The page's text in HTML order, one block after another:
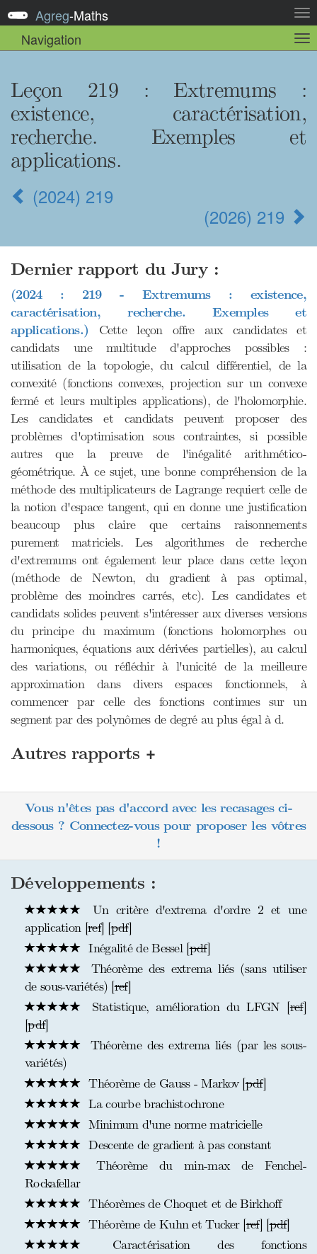
la
Agreg-Maths
Navigation
la
Leçon 219 : Extremums :
existence, caractérisation,
recherche. Exemples et
applications.
(2024) 219
(2026) 219
Dernier rapport du Jury :
(2024 : 219 - Extremums : existence,
caractérisation, recherche. Exemples et
applications.) Cette leçon offre aux candidates et
candidats une multitude d'approches possibles :
utilisation de la topologie, du calcul différentiel, de la
convexité (fonctions convexes, projection sur un convexe
fermé et leurs multiples applications), de l'holomorphie.
Les candidates et candidats peuvent proposer des
problèmes d'optimisation sous contraintes, si possible
autres que la preuve de l'inégalité arithmético-
géométrique. À ce sujet, une bonne compréhension de la
méthode des multiplicateurs de Lagrange requiert celle de
la notion d'espace tangent, qui en donne une justification
beaucoup plus claire que certains raisonnements
purement matriciels. Les algorithmes de recherche
d'extremums ont également leur place dans cette leçon
(méthode de Newton, du gradient à pas optimal,
problème des moindres carrés, etc). Les candidates et
candidats solides peuvent s'intéresser aux diverses versions
du principe du maximum (fonctions holomorphes ou
harmoniques, équations aux dérivées partielles), au calcul
des variations, ou réfléchir à l'unicité de la meilleure
approximation dans divers espaces fonctionnels, à
commencer par celle des fonctions continues sur un
segment par des polynômes de degré au plus égal à d.
Autres rapports +
Vous n'êtes pas d'accord avec les recasages ci-
dessous ? Connectez-vous pour proposer les vôtres
!
Développements :
Un critère d'extrema d'ordre 2 et une
application [ref] [pdf]
Inégalité de Bessel [pdf]
Théorème des extrema liés (sans utiliser
de sous-variétés) [ref]
Statistique, amélioration du LFGN [ref]
[pdf]
Théorème des extrema liés (par les sous-
variétés)
Théorème de Gauss - Markov [pdf]
La courbe brachistochrone
Minimum d'une norme matricielle
Descente de gradient à pas constant
Théorème du min-max de Fenchel-
Rockafellar
Théorèmes de Choquet et de Birkhoff
Théorème de Kuhn et Tucker [ref] [pdf]
Caractérisation des fonctions